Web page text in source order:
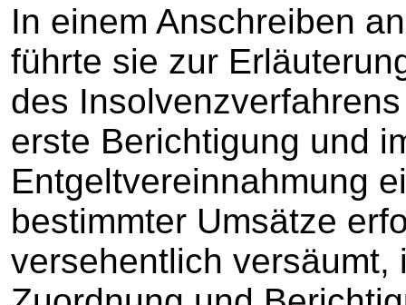
In einem Anschreiben
führte sie zur
des
erste Berichtigung und
Entgeltvereinnahmung
bestimmter Umsätze
versehentlich versäumt,